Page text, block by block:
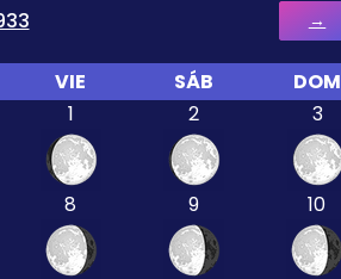
→
VIE SÁB
DOM
1
2 3
8 9 10